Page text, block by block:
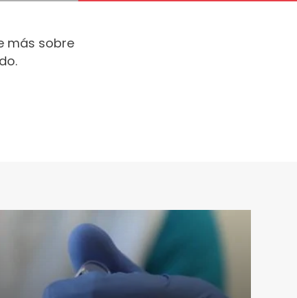
más sobre